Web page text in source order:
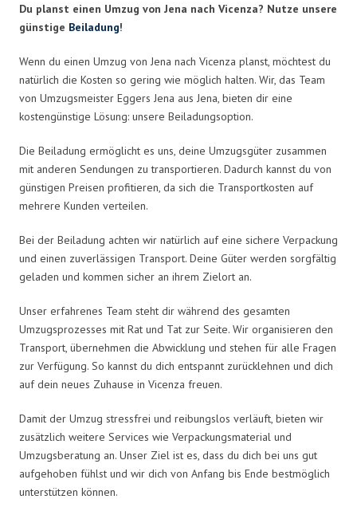
Du planst einen Umzug von Jena nach Vicenza? Nutze unsere
günstige Beiladung!
Wenn du einen Umzug von Jena nach Vicenza planst, möchtest du
natürlich die Kosten so gering wie möglich halten. Wir, das Team
von Umzugsmeister Eggers Jena aus Jena, bieten dir eine
kostengünstige Lösung: unsere Beiladungsoption.
Die Beiladung ermöglicht es uns, deine Umzugsgüter zusammen
mit anderen Sendungen zu transportieren. Dadurch kannst du von
günstigen Preisen profitieren, da sich die Transportkosten auf
mehrere Kunden verteilen.
Bei der Beiladung achten wir natürlich auf eine sichere Verpackung
und einen zuverlässigen Transport. Deine Güter werden sorgfältig
geladen und kommen sicher an ihrem Zielort an.
Unser erfahrenes Team steht dir während des gesamten
Umzugsprozesses mit Rat und Tat zur Seite. Wir organisieren den
Transport, übernehmen die Abwicklung und stehen für alle Fragen
zur Verfügung. So kannst du dich entspannt zurücklehnen und dich
auf dein neues Zuhause in Vicenza freuen.
Damit der Umzug stressfrei und reibungslos verläuft, bieten wir
zusätzlich weitere Services wie Verpackungsmaterial und
Umzugsberatung an. Unser Ziel ist es, dass du dich bei uns gut
aufgehoben fühlst und wir dich von Anfang bis Ende bestmöglich
unterstützen können.